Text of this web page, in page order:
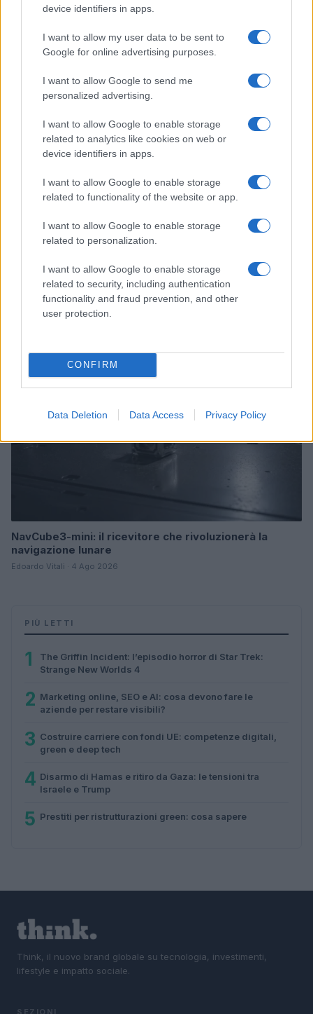
device identifiers in apps.
I want to allow my user data to be sent to
Google for online advertising purposes.
I want to allow Google to send me
personalized advertising.
I want to allow Google to enable storage
related to analytics like cookies on web or
device identifiers in apps.
I want to allow Google to enable storage
related to functionality of the website or app.
I want to allow Google to enable storage
related to personalization.
I want to allow Google to enable storage
related to security, including authentication
functionality and fraud prevention, and other
user protection.
CONFIRM
Data Deletion Data Access Privacy Policy
Israele e Trump
Edoardo Marchesi · 7 Ago 2026
FUTURE
Costruire carriere con fondi UE: competenze digitali,
green e deep tech
Andrea Innocenti · 5 Ago 2026
NavCube3-mini: il ricevitore che rivoluzionerà la
navigazione lunare
Edoardo Vitali · 4 Ago 2026
PIÙ LETTI
1
The Griffin Incident: l’episodio horror di Star Trek:
Strange New Worlds 4
2 Marketing online, SEO e AI: cosa devono fare le
aziende per restare visibili?
3 Costruire carriere con fondi UE: competenze digitali,
green e deep tech
4 Disarmo di Hamas e ritiro da Gaza: le tensioni tra
Israele e Trump
5 Prestiti per ristrutturazioni green: cosa sapere
Think, il nuovo brand globale su tecnologia, investimenti,
lifestyle e impatto sociale.
SEZIONI